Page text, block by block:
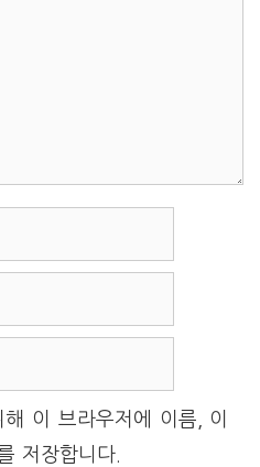
이 브라우저에 이름, 이
저장합니다.